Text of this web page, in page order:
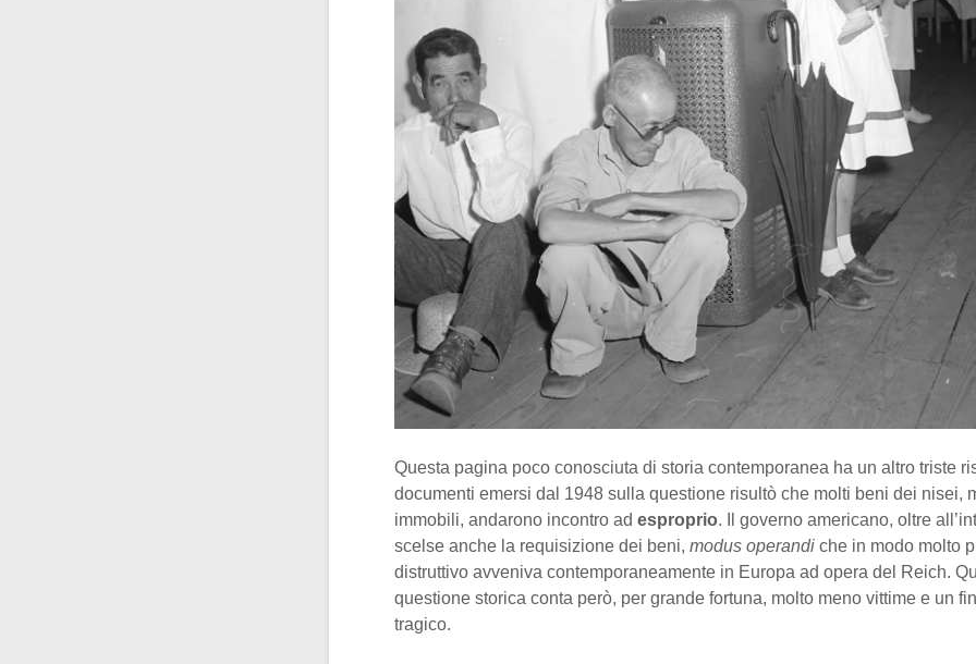
Questa pagina poco conosciuta di storia contemporanea ha un altro triste
documenti emersi dal 1948 sulla questione risultò che molti beni dei nisei,
immobili, andarono incontro ad esproprio. Il governo americano, oltre
scelse anche la requisizione dei beni, modus operandi che in modo molto
distruttivo avveniva contemporaneamente in Europa ad opera del Reich.
questione storica conta però, per grande fortuna, molto meno vittime e un
tragico.